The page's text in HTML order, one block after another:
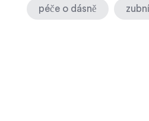
péče o dásně